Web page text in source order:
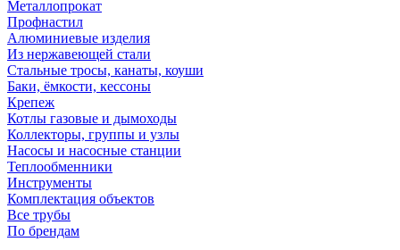
Металлопрокат
Профнастил
Алюминиевые изделия
Из нержавеющей стали
Стальные тросы, канаты, коуши
Баки, ёмкости, кессоны
Крепеж
Котлы газовые и дымоходы
Коллекторы, группы и узлы
Насосы и насосные станции
Теплообменники
Инструменты
Комплектация объектов
Все трубы
По брендам